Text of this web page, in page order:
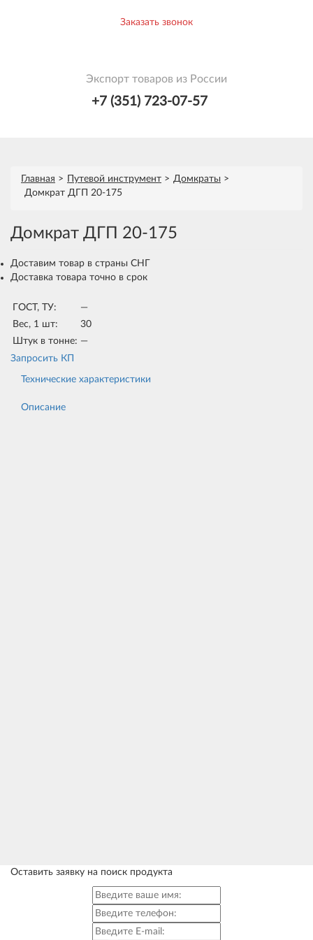
Заказать звонок
Экспорт товаров из России
+7 (351) 723-07-57
Главная Путевой инструмент
Домкраты
Домкрат ДГП 20-175
Домкрат ДГП 20-175
Доставим товар в страны СНГ
Доставка товара точно в срок
ГОСТ, ТУ:
—
Вес, 1 шт:
30
Штук в тонне: —
Запросить КП
Технические характеристики
Описание
Оставить заявку на поиск продукта